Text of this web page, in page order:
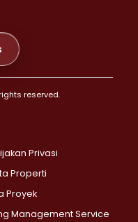
>
>
reserved.
Privasi
Properti
Proyek
Management Service